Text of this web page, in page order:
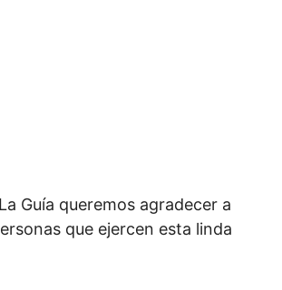
Guía queremos agradecer a
que ejercen esta linda